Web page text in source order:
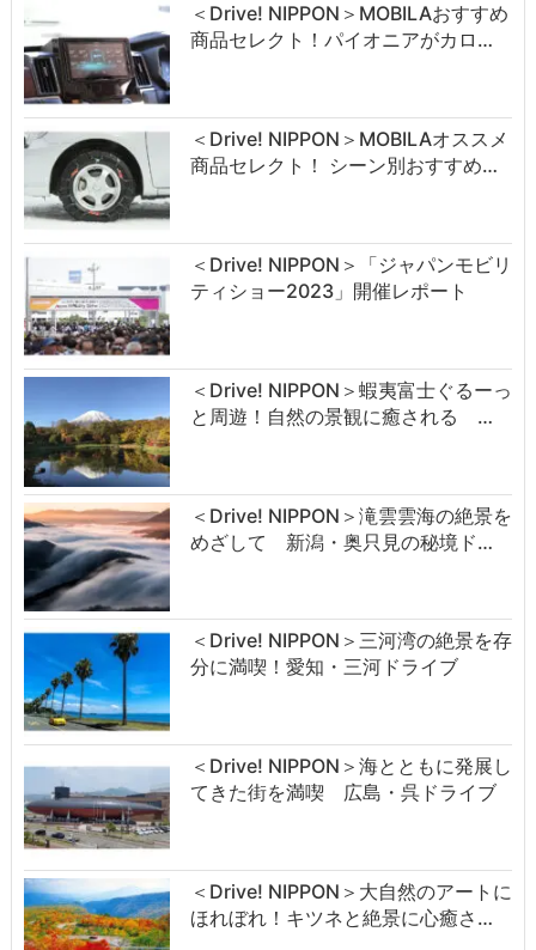
＜Drive! NIPPON＞MOBILAおすすめ
商品セレクト！パイオニアがカロ…
＜Drive! NIPPON＞MOBILAオススメ
商品セレクト！ シーン別おすすめ…
＜Drive! NIPPON＞「ジャパンモビリ
ティショー2023」開催レポート
＜Drive! NIPPON＞蝦夷富士ぐるーっ
と周遊！自然の景観に癒される …
＜Drive! NIPPON＞滝雲雲海の絶景を
めざして 新潟・奥只見の秘境ド…
＜Drive! NIPPON＞三河湾の絶景を存
分に満喫！愛知・三河ドライブ
＜Drive! NIPPON＞海とともに発展し
てきた街を満喫 広島・呉ドライブ
＜Drive! NIPPON＞大自然のアートに
ほれぼれ！キツネと絶景に心癒さ…